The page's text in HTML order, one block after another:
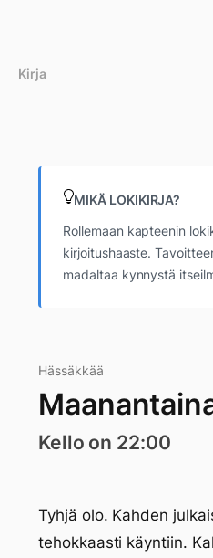
Kirja
MIKÄ LOKIKIRJA?
Rollemaan kapteenin
kirjoitushaaste.
madaltaa kynnystä
Hässäkkää
Kello on 22:00
Tyhjä olo. Kahden
tehokkaasti käyntiin.